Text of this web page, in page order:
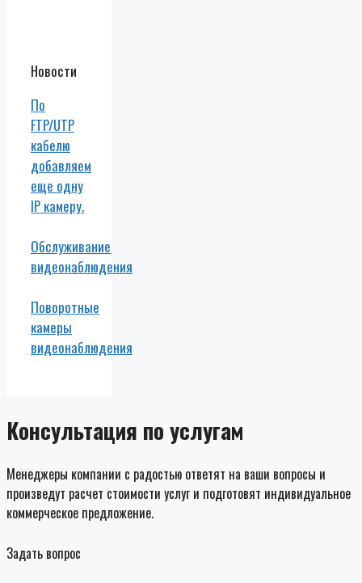
Новости
По
FTP/UTP
кабелю
добавляем
еще одну
IP камеру.
Обслуживание
видеонаблюдения
Поворотные
камеры
видеонаблюдения
Консультация по услугам
Менеджеры компании с радостью ответят на ваши вопросы и
произведут расчет стоимости услуг и подготовят индивидуальное
коммерческое предложение.
Задать вопрос